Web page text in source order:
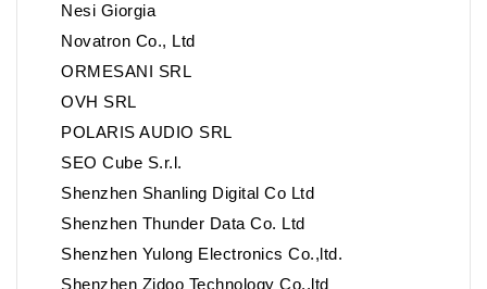
Nesi Giorgia
Novatron Co., Ltd
ORMESANI SRL
OVH SRL
POLARIS AUDIO SRL
SEO Cube S.r.l.
Shenzhen Shanling Digital Co Ltd
Shenzhen Thunder Data Co. Ltd
Shenzhen Yulong Electronics Co.,ltd.
Shenzhen Zidoo Technology Co.,ltd